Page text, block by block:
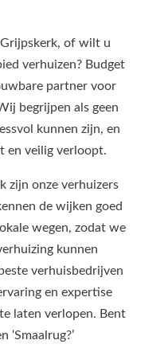
of wilt u
verhuizen? Budget
partner voor
begrijpen als geen
kunnen zijn, en
en veilig verloopt.
zijn onze verhuizers
de wijken goed
wegen, zodat we
kunnen
verhuisbedrijven
en expertise
laten verlopen. Bent
‘Smaalrug?’